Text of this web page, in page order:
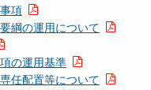
項
綱の運用について
の運用基準
任配置等について